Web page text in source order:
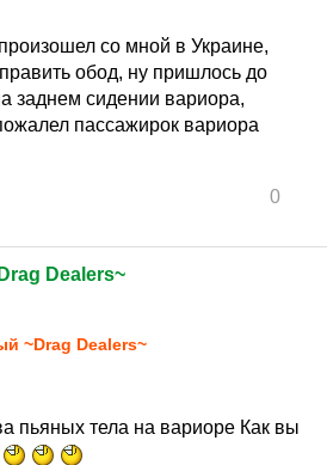
со мной в Украине,
обод, ну пришлось до
заднем сидении вариора,
пассажирок вариора
0
Dealers~
~Drag Dealers~
пьяных тела на вариоре Как вы